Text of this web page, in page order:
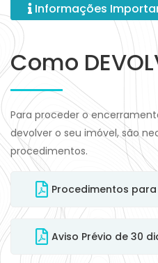
Informações
Como
Para proceder o
devolver o seu imóvel, são
procedimentos.
Procedimentos
Aviso Prévio de 30